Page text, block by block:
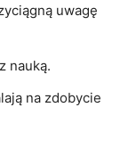
uwagę
nauką.
na⁤ zdobycie